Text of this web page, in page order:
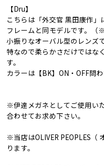
【Dru】
こちらは「外交官 黒田康作
フレームと同モデルです。（
小振りなオーバル型のレンズ
特なので柔らかさだけではな
す。
カラーは【BK】ON・OFF問
※伊達メガネとしてご使用い
合わせてお求め下さい。
※当店はOLIVER PEOPLES（
ります。